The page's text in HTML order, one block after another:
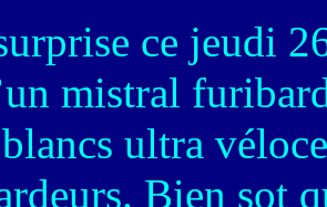
ce jeudi
mistral
ultra
Bien sot